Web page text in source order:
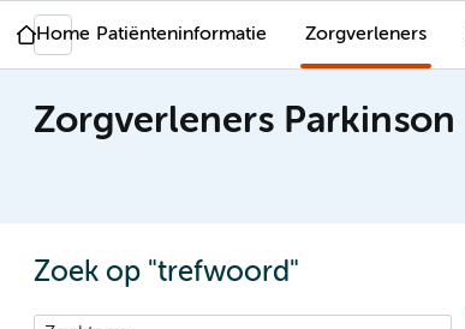
Home Patiënteninformatie Zorgverleners
Zorgverleners Parkinson
Zoek op "trefwoord"